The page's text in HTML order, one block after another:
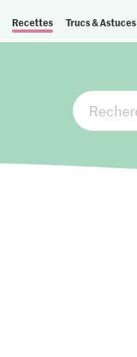
Recettes Trucs & Astuces